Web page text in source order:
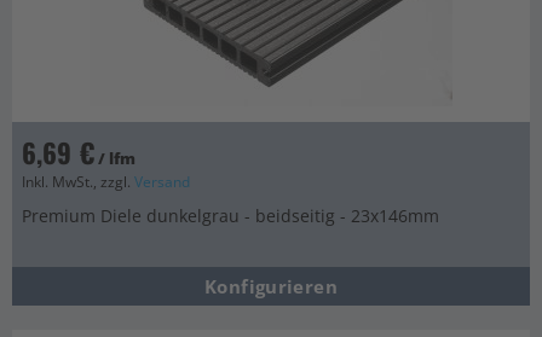
6,69 €/ lfm
Inkl. MwSt., zzgl. Versand
Premium Diele dunkelgrau - beidseitig - 23x146mm
Konfigurieren